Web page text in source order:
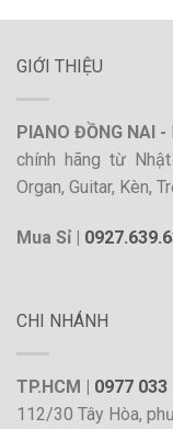
GIỚI THIỆU
PIANO ĐỒNG NAI -
chính hãng từ
Organ, Guitar, Kèn,
Mua Sỉ |
CHI NHÁNH
TP.HCM | 0977 033
112/30 Tây Hòa,